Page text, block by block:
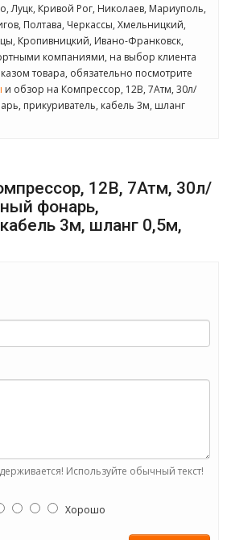
Луцк, Кривой Рог, Николаев, Мариуполь,
Полтава, Черкассы, Хмельницкий,
Кропивницкий, Ивано-Франковск,
компаниями, на выбор клиента
товара, обязательно посмотрите
и обзор на Компрессор, 12В, 7Атм, 30л/
прикуриватель, кабель 3м, шланг
12В, 7Атм, 30л/
фонарь,
3м, шланг 0,5м,
Используйте обычный текст!
Хорошо